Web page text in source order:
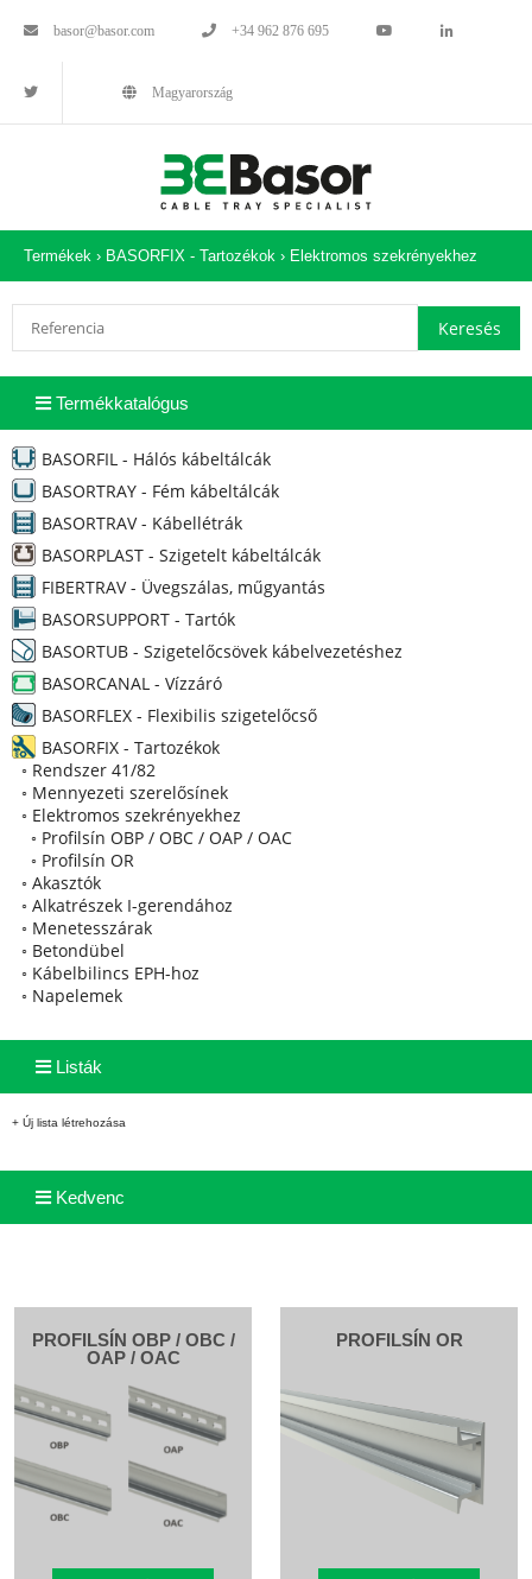
basor@basor.com +34 962 876 695
Magyarország
Termékek › BASORFIX - Tartozékok › Elektromos szekrényekhez
Termékkatalógus
BASORFIL - Hálós kábeltálcák
BASORTRAY - Fém kábeltálcák
BASORTRAV - Kábellétrák
BASORPLAST - Szigetelt kábeltálcák
FIBERTRAV - Üvegszálas, műgyantás
BASORSUPPORT - Tartók
BASORTUB - Szigetelőcsövek kábelvezetéshez
BASORCANAL - Vízzáró
BASORFLEX - Flexibilis szigetelőcső
BASORFIX - Tartozékok
◦ Rendszer 41/82
◦ Mennyezeti szerelősínek
◦ Elektromos szekrényekhez
◦ Profilsín OBP / OBC / OAP / OAC
◦ Profilsín OR
◦ Akasztók
◦ Alkatrészek I-gerendához
◦ Menetesszárak
◦ Betondübel
◦ Kábelbilincs EPH-hoz
◦ Napelemek
Listák
+ Új lista létrehozása
Kedvenc
PROFILSÍN OBP / OBC /
OAP / OAC
PROFILSÍN OR